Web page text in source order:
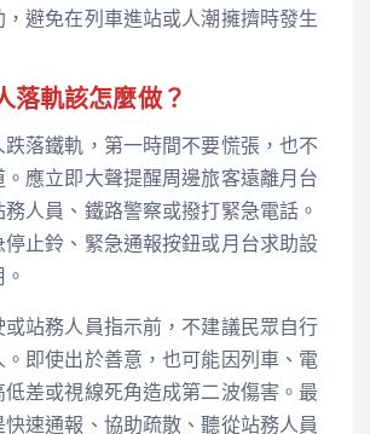
，避免在列車進站或人潮擁擠時發生
落軌該怎麼做？
落鐵軌，第一時間不要慌張，也不
。應立即大聲提醒周邊旅客遠離月台
人員、鐵路警察或撥打緊急電話。
止鈴、緊急通報按鈕或月台求助設
站務人員指示前，不建議民眾自行
即使出於善意，也可能因列車、電
低差或視線死角造成第二波傷害。最
快速通報、協助疏散、聽從站務人員